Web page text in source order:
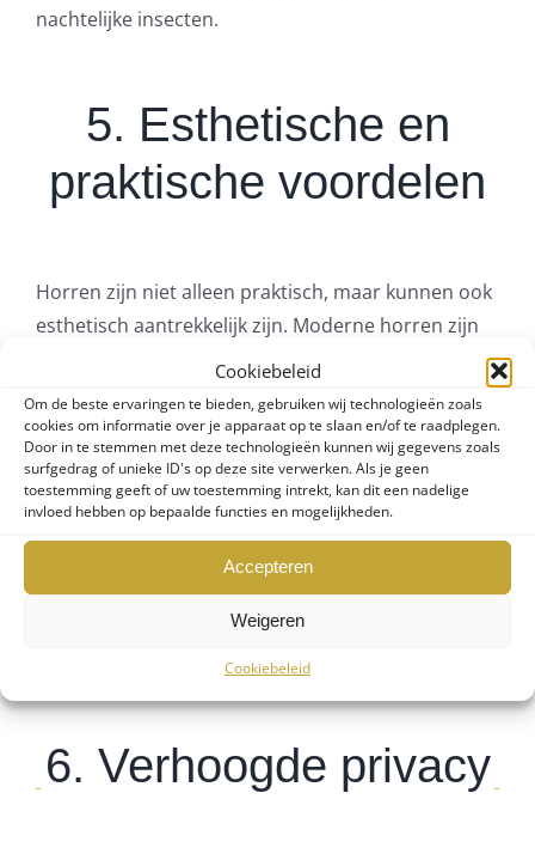
Cookiebeleid
Om de beste ervaringen te bieden, gebruiken wij technologieën zoals
cookies om informatie over je apparaat op te slaan en/of te raadplegen.
Door in te stemmen met deze technologieën kunnen wij gegevens zoals
surfgedrag of unieke ID's op deze site verwerken. Als je geen
toestemming geeft of uw toestemming intrekt, kan dit een nadelige
invloed hebben op bepaalde functies en mogelijkheden.
Accepteren
Weigeren
Cookiebeleid
nachtelijke insecten.
5. Esthetische en
praktische voordelen
Horren zijn niet alleen praktisch, maar kunnen ook
esthetisch aantrekkelijk zijn. Moderne horren zijn
vaak ontworpen met een minimalistisch en
onopvallend ontwerp, waardoor ze goed passen bij
de meeste ramen en deuren. Ze zijn verkrijgbaar in
verschillende stijlen, zoalsrolhorren,
pendelhorren en plisséhorren, die allemaal
gemakkelijk te integreren zijn in je interieur. Horren
zijn eenvoudig te installeren en kunnen op maat
worden gemaakt om perfect bij jouw ramen en
deuren te passen, wat de algehele uitstraling van je
woning niet verstoort.
6. Verhoogde privacy